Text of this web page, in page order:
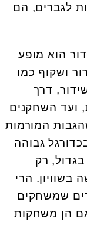
לגברים, הם
הוא מופע
ושקוף כמו
דרך
ועד השחקנים
המורמות
גבוהה
רק
הרי
יום אנו צופים ב-22 גברים שמשחקים
שגם הן משחקות